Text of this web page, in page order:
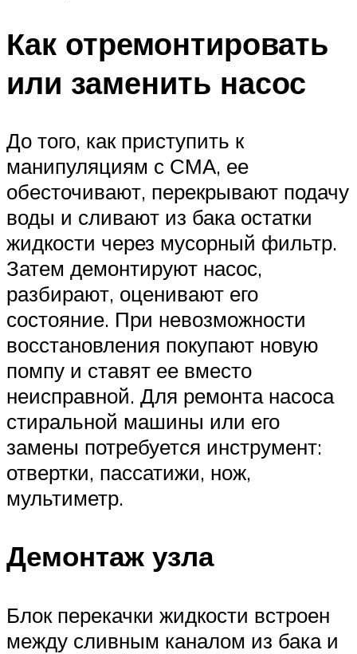
Как отремонтировать
или заменить насос
До того, как приступить к
манипуляциям с СМА, ее
обесточивают, перекрывают подачу
воды и сливают из бака остатки
жидкости через мусорный фильтр.
Затем демонтируют насос,
разбирают, оценивают его
состояние. При невозможности
восстановления покупают новую
помпу и ставят ее вместо
неисправной. Для ремонта насоса
стиральной машины или его
замены потребуется инструмент:
отвертки, пассатижи, нож,
мультиметр.
Демонтаж узла
Блок перекачки жидкости встроен
между сливным каналом из бака и